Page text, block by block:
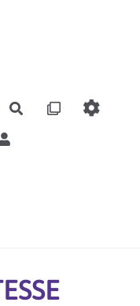
Rechercher